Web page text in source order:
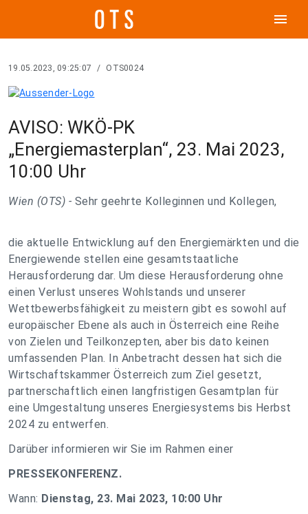
menu
19.05.2023, 09:25:07 / OTS0024
AVISO: WKÖ-PK
„Energiemasterplan“, 23. Mai 2023,
10:00 Uhr
Wien (OTS) - Sehr geehrte Kolleginnen und Kollegen,
die aktuelle Entwicklung auf den Energiemärkten und die
Energiewende stellen eine gesamtstaatliche
Herausforderung dar. Um diese Herausforderung ohne
einen Verlust unseres Wohlstands und unserer
Wettbewerbsfähigkeit zu meistern gibt es sowohl auf
europäischer Ebene als auch in Österreich eine Reihe
von Zielen und Teilkonzepten, aber bis dato keinen
umfassenden Plan. In Anbetracht dessen hat sich die
Wirtschaftskammer Österreich zum Ziel gesetzt,
partnerschaftlich einen langfristigen Gesamtplan für
eine Umgestaltung unseres Energiesystems bis Herbst
2024 zu entwerfen.
Darüber informieren wir Sie im Rahmen einer
PRESSEKONFERENZ.
Wann: Dienstag, 23. Mai 2023, 10:00 Uhr